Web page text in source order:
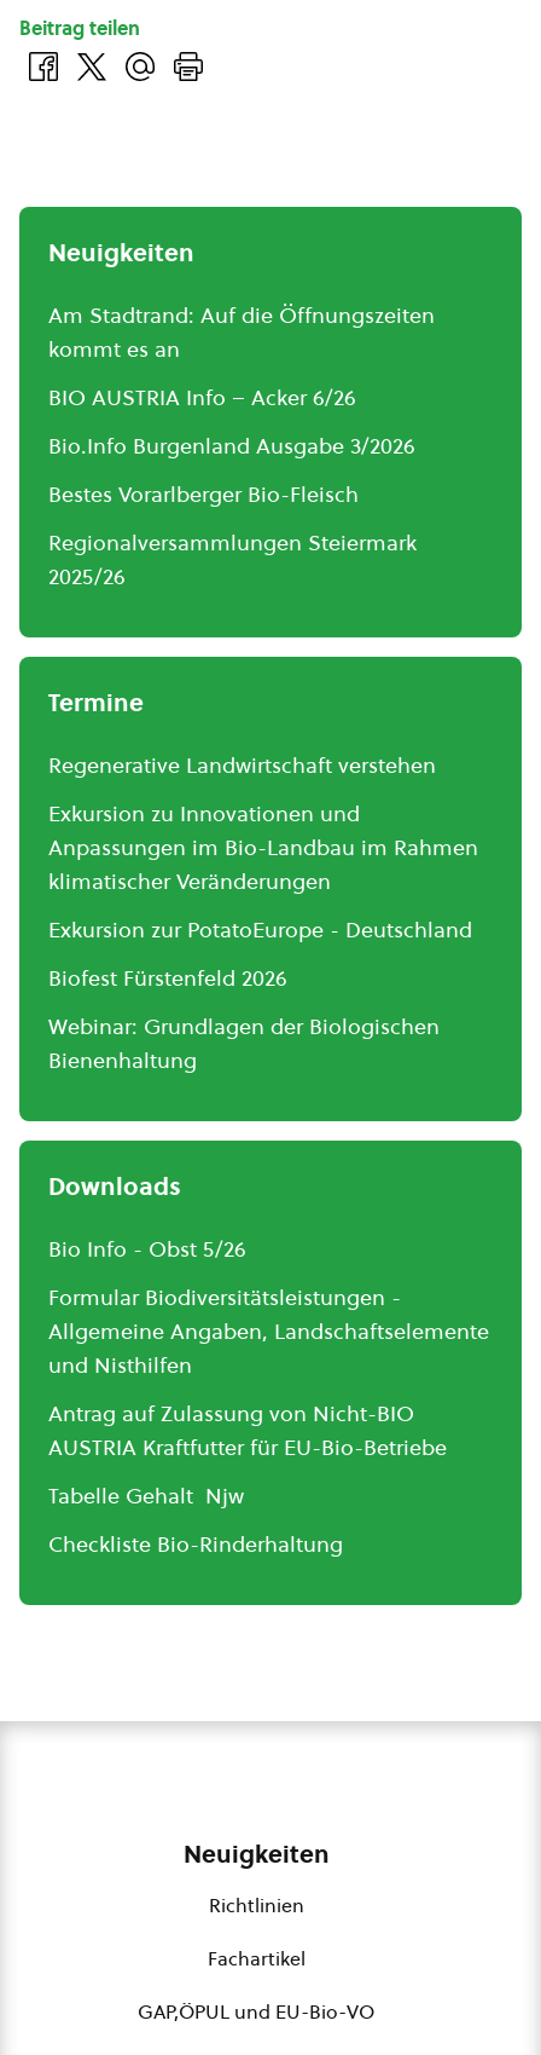
Beitrag teilen
Neuigkeiten
Am Stadtrand: Auf die Öffnungszeiten
kommt es an
BIO AUSTRIA Info – Acker 6/26
Bio.Info Burgenland Ausgabe 3/2026
Bestes Vorarlberger Bio-Fleisch
Regionalversammlungen Steiermark
2025/26
Termine
Regenerative Landwirtschaft verstehen
Exkursion zu Innovationen und
Anpassungen im Bio-Landbau im Rahmen
klimatischer Veränderungen
Exkursion zur PotatoEurope - Deutschland
Biofest Fürstenfeld 2026
Webinar: Grundlagen der Biologischen
Bienenhaltung
Downloads
Bio Info - Obst 5/26
Formular Biodiversitätsleistungen -
Allgemeine Angaben, Landschaftselemente
und Nisthilfen
Antrag auf Zulassung von Nicht-BIO
AUSTRIA Kraftfutter für EU-Bio-Betriebe
Tabelle Gehalt Njw
Checkliste Bio-Rinderhaltung
Neuigkeiten
Richtlinien
Fachartikel
GAP,ÖPUL und EU-Bio-VO